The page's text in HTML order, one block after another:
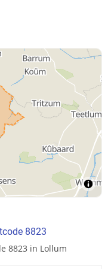
8823
8823 in Lollum